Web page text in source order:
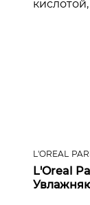
L'OREAL
L'Oreal